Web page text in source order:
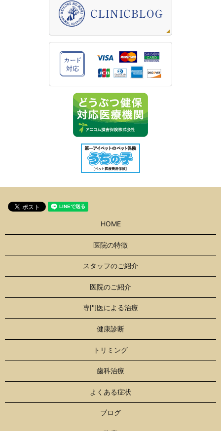
HOME
医院の特徴
スタッフのご紹介
医院のご紹介
専門医による治療
健康診断
トリミング
歯科治療
よくある症状
ブログ